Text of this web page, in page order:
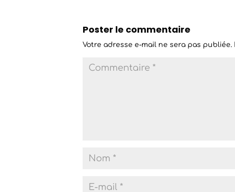
Poster le commentaire
Votre adresse e-mail ne sera pas publiée.